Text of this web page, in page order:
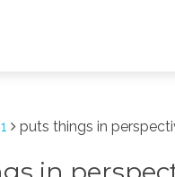
puts things in